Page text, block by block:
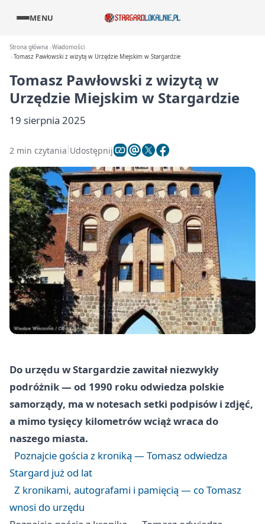
MENU
Strona główna Wiadomości
Tomasz Pawłowski z wizytą w Urzędzie Miejskim w Stargardzie
Tomasz Pawłowski z wizytą w
Urzędzie Miejskim w Stargardzie
19 sierpnia 2025
2 min czytania Udostępnij
Do urzędu w Stargardzie zawitał niezwykły
podróżnik — od 1990 roku odwiedza polskie
samorządy, ma w notesach setki podpisów i zdjęć,
a mimo tysięcy kilometrów wciąż wraca do
naszego miasta.
Poznajcie gościa z kroniką — Tomasz odwiedza
Stargard już od lat
Z kronikami, autografami i pamięcią — co Tomasz
wnosi do urzędu